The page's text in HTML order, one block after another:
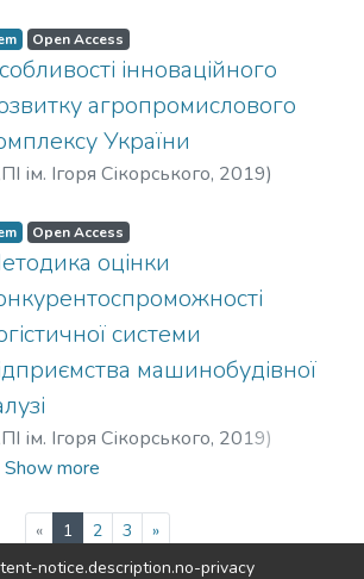
Open Access
інноваційного
агропромислового
України
ім. Ігоря Сікорського, 2019)
Open Access
оцінки
системи
машинобудівної
ім. Ігоря Сікорського, 2019)
О. І.
Show more
« 1 (current)
2 3
»
notice.description.no-privacy